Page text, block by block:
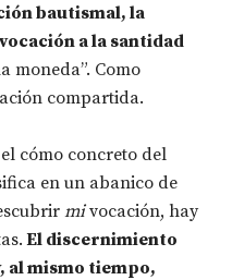
bautismal, la
a la santidad
moneda”. Como
compartida.
cómo concreto del
en un abanico de
mivocación, hay
El discernimiento
al mismo tiempo,